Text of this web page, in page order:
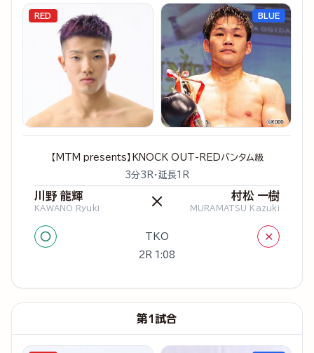
RED
【MTM presents】KNOCK OUT-REDバンタム級
3分3R・延長1R
川野 龍輝
KAWANO Ryuki × 村松 一樹
MURAMATSU Kazuki
○ TKO ×
2R 1:08
BLUE
第1試合